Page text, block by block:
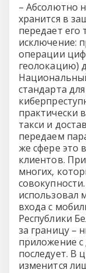
– Абсолютно
хранится в
передает его
исключение:
операции
геолокацию)
стандарта
практически
такси и
передаем
же сфере это
клиентов.
многих,
использовал
входа с
Республики
за границу –
приложение с
последует. В
изменится